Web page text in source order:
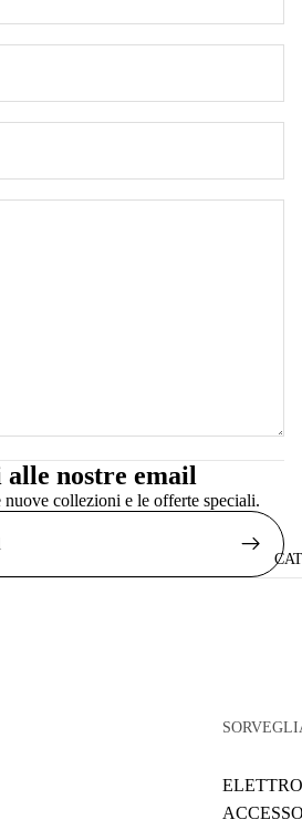
nostre email
collezioni e le offerte speciali.